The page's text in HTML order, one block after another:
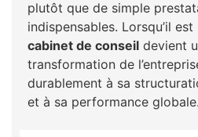
plutôt que de simple
indispensables. Lorsqu’il
cabinet de conseil devient
transformation de
durablement à sa
et à sa performance globale.